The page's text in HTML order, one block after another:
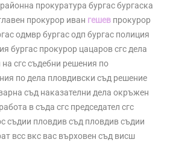
прокуратура бургас бургаска
прокурор иван гешев прокурор
одмвр бургас одп бургас полиция
бургас прокурор цацаров сгс дела
сгс съдебни решения по
по дела пловдивски съд решение
съд наказателни дела окръжен
в съда сгс председател сгс
съдии пловдив съд пловдив съдии
всс вкс вас върховен съд висш